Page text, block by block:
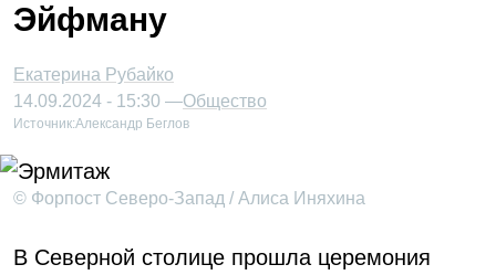
Эйфману
Екатерина Рубайко
14.09.2024 - 15:30 —Общество
Источник:Александр Беглов
© Форпост Северо-Запад / Алиса Иняхина
В Северной столице прошла церемония